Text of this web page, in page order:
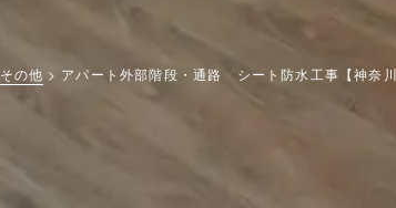
その他 アパート外部階段・通路 シート防水工事【神奈川